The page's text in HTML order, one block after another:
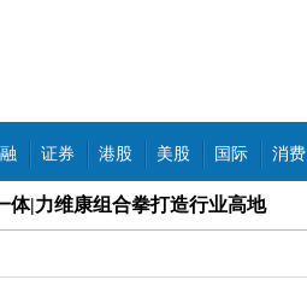
证券 港股 美股 国际 消费
体|力维康组合拳打造行业高地
楼 定金万元涉违规预售